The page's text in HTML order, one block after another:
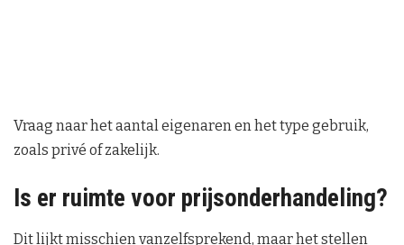
Vraag naar het aantal eigenaren en het type gebruik,
zoals privé of zakelijk.
Is er ruimte voor prijsonderhandeling?
Dit lijkt misschien vanzelfsprekend, maar het stellen